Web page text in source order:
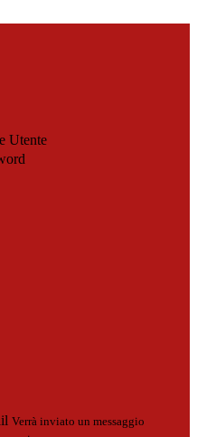
Utente
Verrà inviato un messaggio